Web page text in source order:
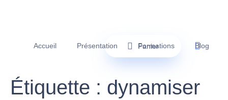
Accueil Présentation Formations Blog
Panier
Étiquette : dynamiser